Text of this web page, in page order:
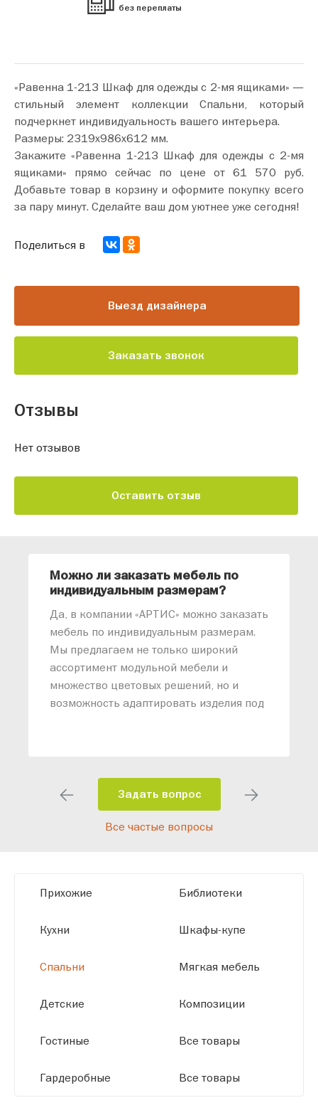
без переплаты
«Равенна 1-21З Шкаф для одежды с 2-мя ящиками» —
стильный элемент коллекции Спальни, который
подчеркнет индивидуальность вашего интерьера.
Размеры: 2319х986х612 мм.
Закажите «Равенна 1-21З Шкаф для одежды с 2-мя
ящиками» прямо сейчас по цене от 61 570 руб.
Добавьте товар в корзину и оформите покупку всего
за пару минут. Сделайте ваш дом уютнее уже сегодня!
Выезд дизайнера
Заказать звонок
Поделиться в
Отзывы
Нет отзывов
Оставить отзыв
Можно ли заказать мебель по
индивидуальным размерам?
Да, в компании «АРТИС» можно заказать
мебель по индивидуальным размерам.
Мы предлагаем не только широкий
ассортимент модульной мебели и
множество цветовых решений, но и
возможность адаптировать изделия под
помещения и личные пожелания.
Благодаря современному
высокотехнологичному оборудованию
размерам.
Задать вопрос
Все частые вопросы
Прихожие
Кухни
Спальни
Детские
Гостиные
Гардеробные
Библиотеки
Шкафы-купе
Мягкая мебель
Композиции
Все товары
Все товары